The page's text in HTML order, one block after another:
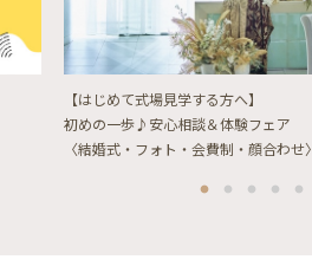
【はじめて式場見学する方へ】
初めの一歩♪安心相談＆体験フェア
〈結婚式・フォト・会費制・顔合わせ〉